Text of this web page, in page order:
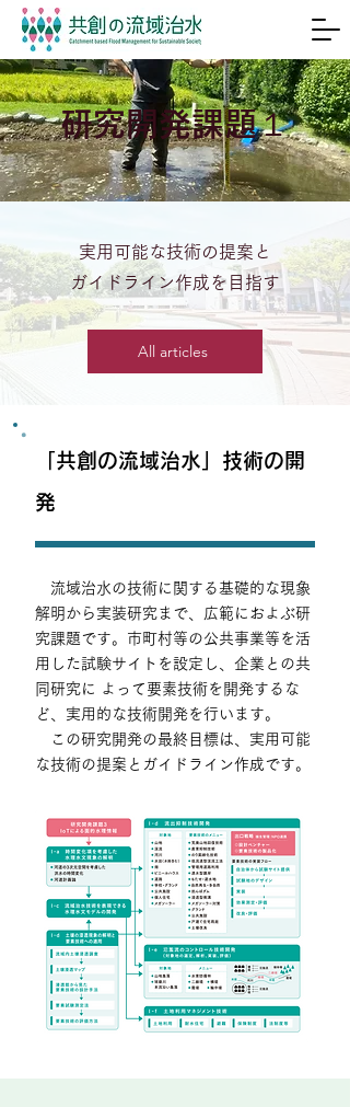
研究開発課題１
実用可能な技術の提案と
ガイドライン作成を目指す
All articles
「共創の流域治水」技術の開
発
流域治水の技術に関する基礎的な現象
解明から実装研究まで、広範におよぶ研
究課題です。市町村等の公共事業等を活
用した試験サイトを設定し、企業との共
同研究に よって要素技術を開発するな
ど、実用的な技術開発を行います。
この研究開発の最終目標は、実用可能
な技術の提案とガイドライン作成です。